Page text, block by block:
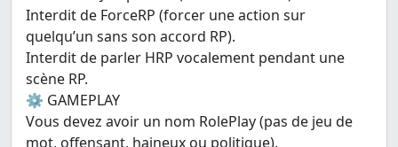
Interdit de ForceRP (forcer une action sur
quelqu’un sans son accord RP).
Interdit de parler HRP vocalement pendant une
scène RP.
⚙️ GAMEPLAY
Vous devez avoir un nom RolePlay (pas de jeu de
mot, offensant, haineux ou politique).